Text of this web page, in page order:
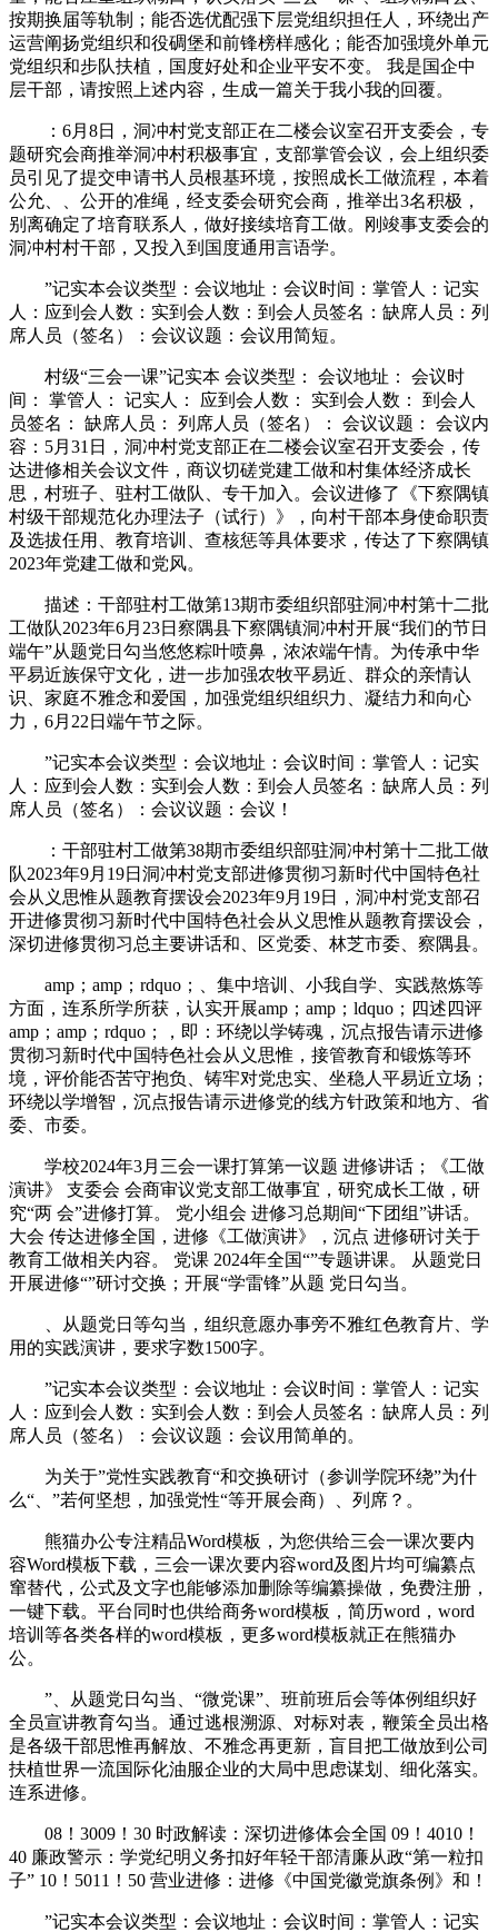
按期换届等轨制；能否选优配强下层党组织担任人，环绕出产
运营阐扬党组织和役碉堡和前锋榜样感化；能否加强境外单元
党组织和步队扶植，国度好处和企业平安不变。 我是国企中
层干部，请按照上述内容，生成一篇关于我小我的回覆。
：6月8日，洞冲村党支部正在二楼会议室召开支委会，专
题研究会商推举洞冲村积极事宜，支部掌管会议，会上组织委
员引见了提交申请书人员根基环境，按照成长工做流程，本着
公允、、公开的准绳，经支委会研究会商，推举出3名积极，
别离确定了培育联系人，做好接续培育工做。刚竣事支委会的
洞冲村村干部，又投入到国度通用言语学。
”记实本会议类型：会议地址：会议时间：掌管人：记实
人：应到会人数：实到会人数：到会人员签名：缺席人员：列
席人员（签名）：会议议题：会议用简短。
村级“三会一课”记实本 会议类型： 会议地址： 会议时
间： 掌管人： 记实人： 应到会人数： 实到会人数： 到会人
员签名： 缺席人员： 列席人员（签名）： 会议议题： 会议内
容：5月31日，洞冲村党支部正在二楼会议室召开支委会，传
达进修相关会议文件，商议切磋党建工做和村集体经济成长
思，村班子、驻村工做队、专干加入。会议进修了《下察隅镇
村级干部规范化办理法子（试行）》，向村干部本身使命职责
及选拔任用、教育培训、查核惩等具体要求，传达了下察隅镇
2023年党建工做和党风。
描述：干部驻村工做第13期市委组织部驻洞冲村第十二批
工做队2023年6月23日察隅县下察隅镇洞冲村开展“我们的节日
端午”从题党日勾当悠悠粽叶喷鼻，浓浓端午情。为传承中华
平易近族保守文化，进一步加强农牧平易近、群众的亲情认
识、家庭不雅念和爱国，加强党组织组织力、凝结力和向心
力，6月22日端午节之际。
”记实本会议类型：会议地址：会议时间：掌管人：记实
人：应到会人数：实到会人数：到会人员签名：缺席人员：列
席人员（签名）：会议议题：会议！
：干部驻村工做第38期市委组织部驻洞冲村第十二批工做
队2023年9月19日洞冲村党支部进修贯彻习新时代中国特色社
会从义思惟从题教育摆设会2023年9月19日，洞冲村党支部召
开进修贯彻习新时代中国特色社会从义思惟从题教育摆设会，
深切进修贯彻习总主要讲话和、区党委、林芝市委、察隅县。
amp；amp；rdquo；、集中培训、小我自学、实践熬炼等
方面，连系所学所获，认实开展amp；amp；ldquo；四述四评
amp；amp；rdquo；，即：环绕以学铸魂，沉点报告请示进修
贯彻习新时代中国特色社会从义思惟，接管教育和锻炼等环
境，评价能否苦守抱负、铸牢对党忠实、坐稳人平易近立场；
环绕以学增智，沉点报告请示进修党的线方针政策和地方、省
委、市委。
学校2024年3月三会一课打算第一议题 进修讲话；《工做
演讲》 支委会 会商审议党支部工做事宜，研究成长工做，研
究“两 会”进修打算。 党小组会 进修习总期间“下团组”讲话。
大会 传达进修全国，进修《工做演讲》，沉点 进修研讨关于
教育工做相关内容。 党课 2024年全国“”专题讲课。 从题党日
开展进修“”研讨交换；开展“学雷锋”从题 党日勾当。
、从题党日等勾当，组织意愿办事旁不雅红色教育片、学
用的实践演讲，要求字数1500字。
”记实本会议类型：会议地址：会议时间：掌管人：记实
人：应到会人数：实到会人数：到会人员签名：缺席人员：列
席人员（签名）：会议议题：会议用简单的。
为关于”党性实践教育“和交换研讨（参训学院环绕”为什
么“、”若何坚想，加强党性“等开展会商）、列席？。
熊猫办公专注精品Word模板，为您供给三会一课次要内
容Word模板下载，三会一课次要内容word及图片均可编纂点
窜替代，公式及文字也能够添加删除等编纂操做，免费注册，
一键下载。平台同时也供给商务word模板，简历word，word
培训等各类各样的word模板，更多word模板就正在熊猫办
公。
”、从题党日勾当、“微党课”、班前班后会等体例组织好
全员宣讲教育勾当。通过逃根溯源、对标对表，鞭策全员出格
是各级干部思惟再解放、不雅念再更新，盲目把工做放到公司
扶植世界一流国际化油服企业的大局中思虑谋划、细化落实。
连系进修。
08！3009！30 时政解读：深切进修体会全国 09！4010！
40 廉政警示：学党纪明义务扣好年轻干部清廉从政“第一粒扣
子” 10！5011！50 营业进修：进修《中国党徽党旗条例》和！
”记实本会议类型：会议地址：会议时间：掌管人：记实